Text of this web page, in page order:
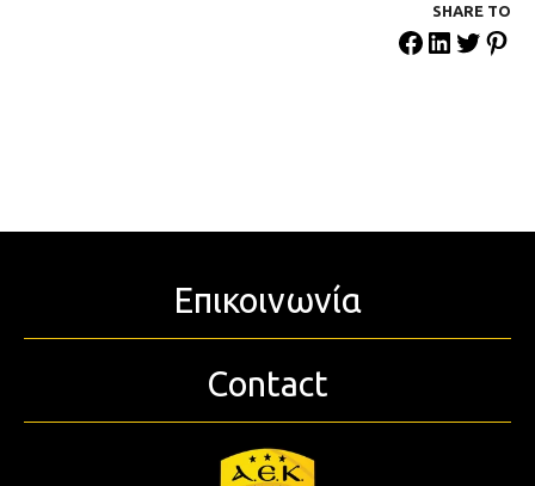
SHARE ΤΟ
Επικοινωνία
Contact